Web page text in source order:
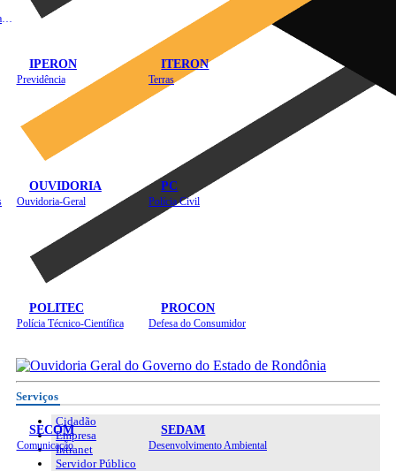
IPERON
Previdência
ITERON
Terras
OUVIDORIA
Ouvidoria-Geral
PC
Polícia Civil
POLITEC
Polícia Técnico-Científica
PROCON
Defesa do Consumidor
SECOM
Comunicação
SEDAM
Desenvolvimento Ambiental
Serviços
Cidadão
Empresa
Intranet
Servidor Público